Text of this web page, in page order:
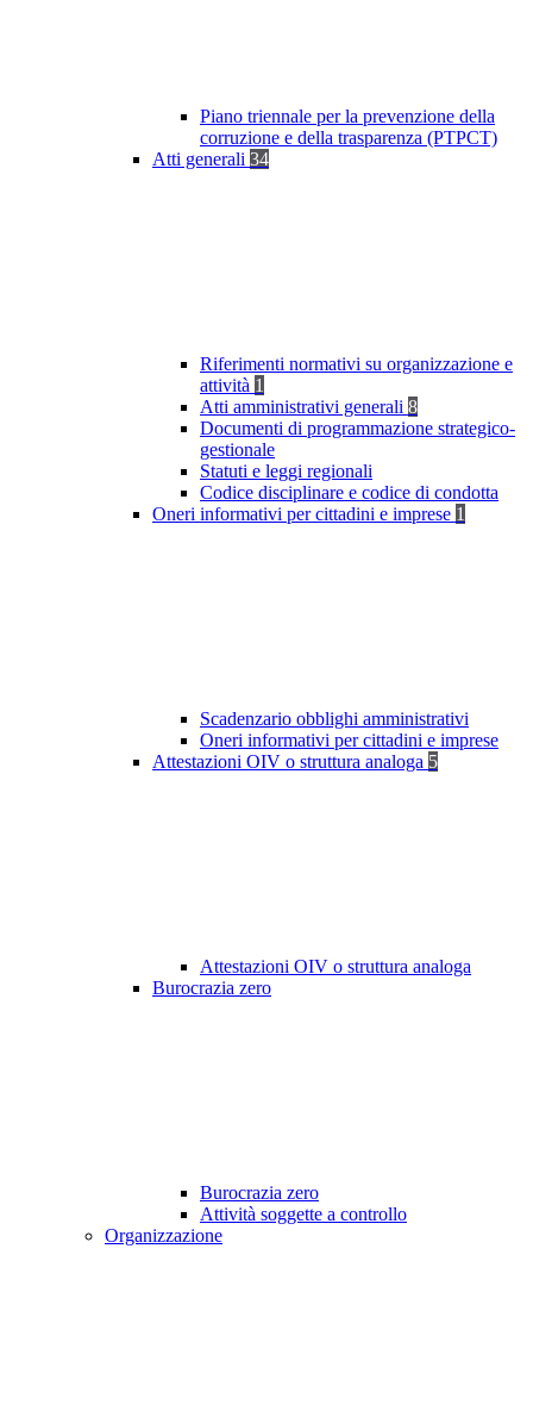
Piano triennale per la prevenzione della
corruzione e della trasparenza (PTPCT)
Atti generali 34
Riferimenti normativi su organizzazione e
attività 1
Atti amministrativi generali 8
Documenti di programmazione strategico-
gestionale
Statuti e leggi regionali
Codice disciplinare e codice di condotta
Oneri informativi per cittadini e imprese 1
Scadenzario obblighi amministrativi
Oneri informativi per cittadini e imprese
Attestazioni OIV o struttura analoga 5
Attestazioni OIV o struttura analoga
Burocrazia zero
Burocrazia zero
Attività soggette a controllo
Organizzazione